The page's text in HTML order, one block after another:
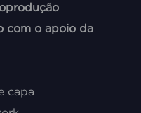
com o apoio da
capa